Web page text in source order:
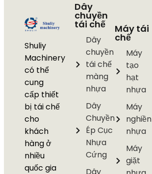
Shuliy
Machinery
có thể
cung
cấp thiết
bị tái chế
cho
khách
hàng ở
nhiều
quốc gia
Dây
chuyền
tái chế
Dây
chuyền
tái chế
màng
nhựa
Dây
Chuyền
Ép Cục
Nhựa
Cứng
Máy tái
chế
Máy
tạo
hạt
nhựa
Máy
nghiền
nhựa
Máy
giặt